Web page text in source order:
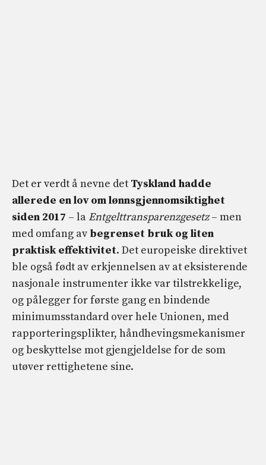
Det er verdt å nevne det Tyskland hadde
allerede en lov om lønnsgjennomsiktighet
siden 2017 – la Entgelttransparenzgesetz– men
med omfang av begrenset bruk og liten
praktisk effektivitet. Det europeiske direktivet
ble også født av erkjennelsen av at eksisterende
nasjonale instrumenter ikke var tilstrekkelige,
og pålegger for første gang en bindende
minimumsstandard over hele Unionen, med
rapporteringsplikter, håndhevingsmekanismer
og beskyttelse mot gjengjeldelse for de som
utøver rettighetene sine.